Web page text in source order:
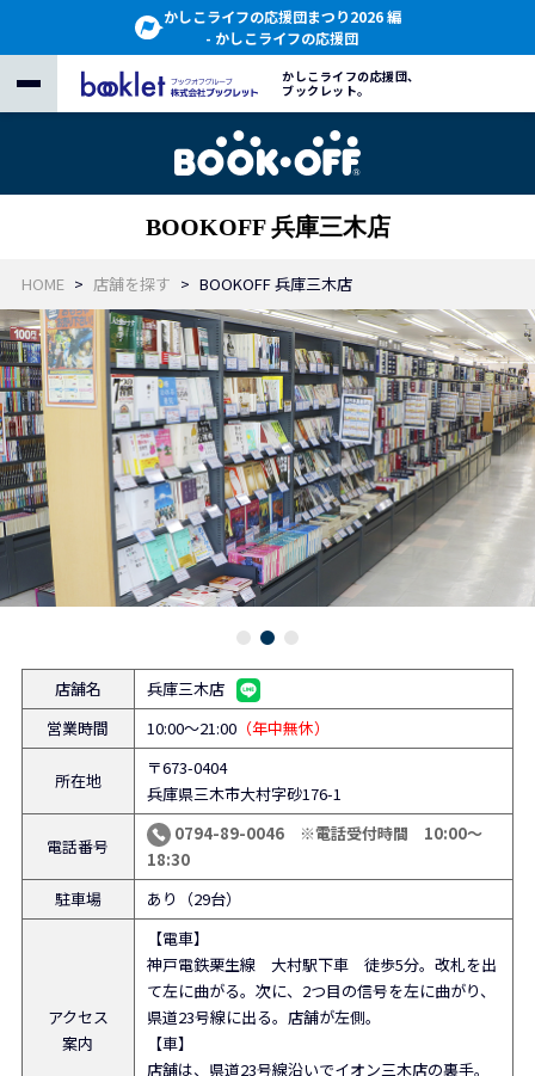
かしこライフの応援団まつり2026 編
- かしこライフの応援団
かしこライフの応援団、
ブックレット。
BOOKOFF 兵庫三木店
HOME 店舗を探す BOOKOFF 兵庫三木店
店舗名
兵庫三木店
営業時間
10:00～21:00（年中無休）
所在地
〒673-0404
兵庫県三木市大村字砂176-1
電話番号
0794-89-0046 ※電話受付時間 10:00～
18:30
駐車場
あり（29台）
アクセス
案内
【電車】
神戸電鉄栗生線 大村駅下車 徒歩5分。改札を出
て左に曲がる。次に、2つ目の信号を左に曲がり、
県道23号線に出る。店舗が左側。
【車】
店舗は、県道23号線沿いでイオン三木店の裏手。